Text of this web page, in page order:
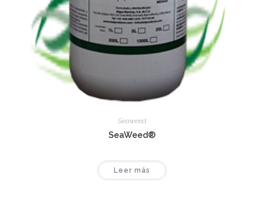
Seaweed
SeaWeed®
Leer más